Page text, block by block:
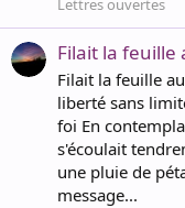
Lettres ouvertes
Filait la feuille
Filait la feuille
liberté sans
foi En
s'écoulait
une pluie de
message...